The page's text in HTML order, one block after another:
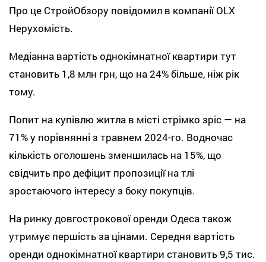
Про це СтройОбзору повідомил в компанії OLX
Нерухомість.
Медіанна вартість однокімнатної квартири тут
становить 1,8 млн грн, що на 24% більше, ніж рік
тому.
Попит на купівлю житла в місті стрімко зріс — на
71% у порівнянні з травнем 2024-го. Водночас
кількість оголошень зменшилась на 15%, що
свідчить про дефіцит пропозиції на тлі
зростаючого інтересу з боку покупців.
На ринку довгострокової оренди Одеса також
утримує першість за цінами. Середня вартість
оренди однокімнатної квартири становить 9,5 тис.